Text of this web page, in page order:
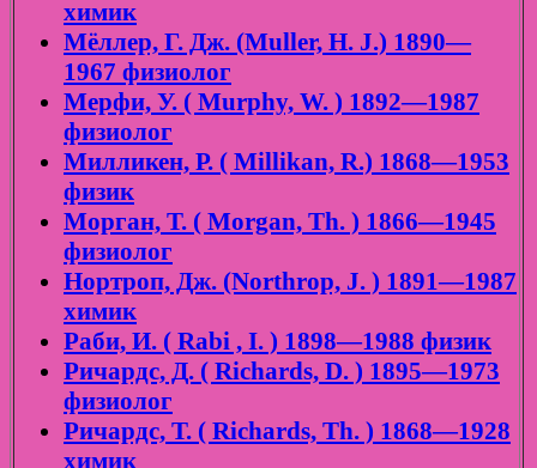
химик
Мёллер, Г. Дж. (Muller, H. J.) 1890—
1967 физиолог
Мерфи, У. ( Murphy, W. ) 1892—1987
физиолог
Милликен, Р. ( Millikan, R.) 1868—1953
физик
Морган, Т. ( Morgan, Th. ) 1866—1945
физиолог
Нортроп, Дж. (Northrop, J. ) 1891—1987
химик
Раби, И. ( Rabi , I. ) 1898—1988 физик
Ричардс, Д. ( Richards, D. ) 1895—1973
физиолог
Ричардс, Т. ( Richards, Th. ) 1868—1928
химик